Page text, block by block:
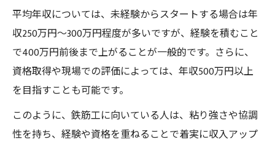
平均年収については、未経験からスタートする場合は年
収250万円〜300万円程度が多いですが、経験を積むこと
で400万円前後まで上がることが一般的です。さらに、
資格取得や現場での評価によっては、年収500万円以上
を目指すことも可能です。
このように、鉄筋工に向いている人は、粘り強さや協調
性を持ち、経験や資格を重ねることで着実に収入アップ